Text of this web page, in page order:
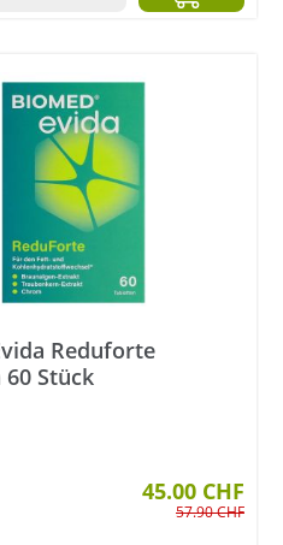
Reduforte
Stück
45.00 CHF
57.90 CHF